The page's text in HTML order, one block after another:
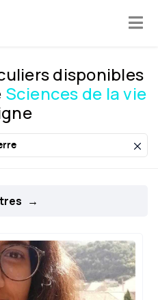
disponibles
Sciences de la vie
→